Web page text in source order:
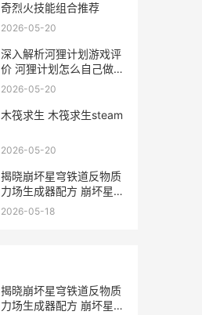
奇烈火技能组合推荐
2026-05-20
深入解析河狸计划游戏评
价 河狸计划怎么自己做游
戏
2026-05-20
木筏求生 木筏求生steam
2026-05-20
揭晓崩坏星穹铁道反物质
力场生成器配方 崩坏星穹
铁道演示
2026-05-18
揭晓崩坏星穹铁道反物质
力场生成器配方 崩坏星穹